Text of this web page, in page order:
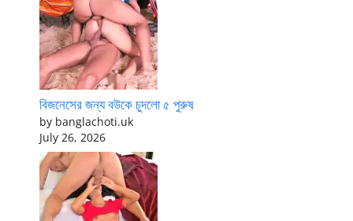
বিজনেসের জন্য বউকে চুদলো ৫ পুরুষ
by banglachoti.uk
July 26, 2026